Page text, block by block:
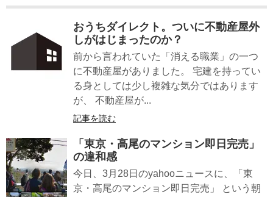
おうちダイレクト。ついに不動産屋外
しがはじまったのか？
前から言われていた「消える職業」の一つ
に不動産屋がありました。 宅建を持ってい
る身としては少し複雑な気分ではあります
が、 不動産屋が...
記事を読む
「東京・高尾のマンション即日完売」
の違和感
今日、3月28日のyahooニュースに、「東
京・高尾のマンション即日完売」 という朝